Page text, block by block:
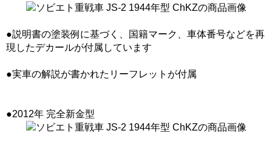
●説明書の塗装例に基づく、国籍マーク、車体番号などを再
現したデカールが付属しています
●実車の解説が書かれたリーフレットが付属
●2012年 完全新金型